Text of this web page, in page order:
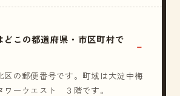
この都道府県・市区町村で
区の郵便番号です。町域は大淀中梅
ワーウエスト ３階です。